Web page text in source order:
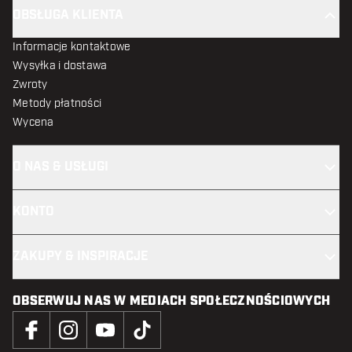
Informacje kontaktowe
Wysyłka i dostawa
Zwroty
Metody płatności
Wycena
OBSERWUJ NAS W MEDIACH SPOŁECZNOŚCIOWYCH